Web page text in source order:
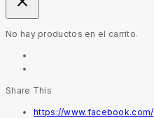
No hay productos en el carrito.
Share This
https://www.facebook.com/